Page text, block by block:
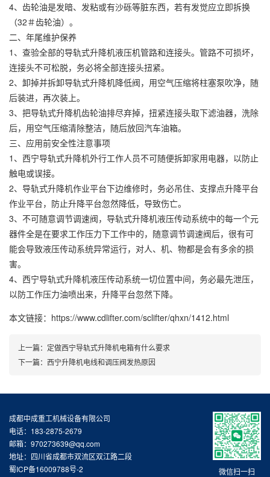
4、齿轮油是发暗、发粘或有沙砾等脏东西，若有发觉应立即拆换
（32＃齿轮油）。
二、年尾维护保养
1、查验全部的导轨式升降机液压机管路和连接头。管路不可损坏，
连接头不可松脱，务必将全部连接头扭紧。
2、卸掉并拆卸导轨式升降机降低阀，用空气压缩将柱塞泵吹净，随
后装进，再次装上。
3、把导轨式升降机齿轮油排尽弃掉，扭紧连接头取下滤油器，洗除
后，用空气压缩清除整洁，随后放回汽车油箱。
三、应用前安全性注意事项
1、西宁导轨式升降机外行工作人员不可随便拆卸家用电器，以防止
触电或误接。
2、导轨式升降机作业平台下边维修时，务必吊住、支撑点升降平台
作业平台，防止升降平台忽然降低，导致伤亡。
3、不可随意调节调速阀，导轨式升降机液压传动系统中的每一个元
器件全是在要求工作压力下工作中的，随意调节调速阀后，很有可
能会导致液压传动系统异常运行，对人、机、物都是会有多余的损
害。
4、西宁导轨式升降机液压传动系统一切位置中间，务必最先泄压，
以防工作压力油喷出来，升降平台忽然下降。
本文链接：https://www.cdlifter.com/sclifter/qhxn/1412.html
上一篇： 定做西宁导轨式升降机电箱有什么要求
下一篇： 西宁升降机电线和调压阀发热原因
微信扫一扫
成都中成重工机械设备有限公司
电话：183-2875-2679
邮箱：970273639@qq.com
地址：四川省成都市双流区双江路二段
蜀ICP备16009788号-2